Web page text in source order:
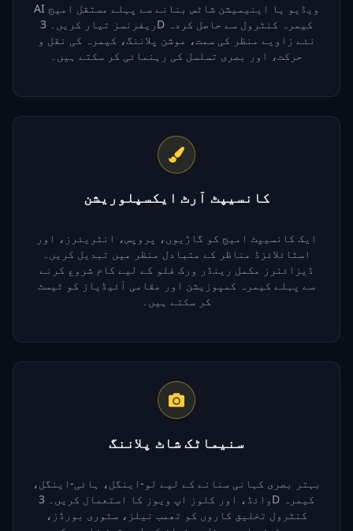
AI ویڈیو یا اینیمیشن شاٹس بنانے سے پہلے مستقل امیج
ریفرنسز تیار کریں۔ 3D کیمرہ کنٹرول سے حاصل کردہ
نئے زاویے منظر کی سمت، موشن پلاننگ، کیمرہ کی نقل و
حرکت، اور بصری تسلسل کی رہنمائی کر سکتے ہیں۔
کانسیپٹ آرٹ ایکسپلوریشن
ایک کانسیپٹ امیج کو گاڑیوں، پروپس، انٹریئرز، اور
اسٹائلائزڈ مناظر کے متبادل منظر میں تبدیل کریں۔
ڈیزائنرز مکمل رینڈر ورک فلو کے لیے کام شروع کرنے
سے پہلے کیمرہ کمپوزیشن اور مقامی آئیڈیاز کو ٹیسٹ
کر سکتے ہیں۔
سنیماٹک شاٹ پلاننگ
بہتر بصری کہانی سنانے کے لیے لو-اینگل، ہائی-اینگل،
وائڈ، اور کلوز اپ ویوز کا استعمال کریں۔ 3D کیمرہ
کنٹرول تخلیق کاروں کو تھمب نیلز، سٹوری بورڈز،